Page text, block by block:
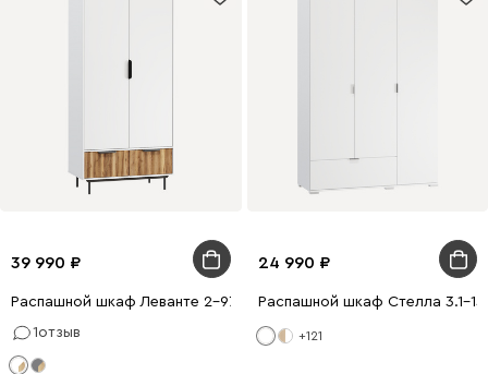
39 990
Распашной шкаф Леванте 2-97x205 Белый
1отзыв
24 990
Распашной шкаф Стелла 3.1-
+121